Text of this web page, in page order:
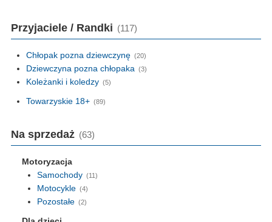
Przyjaciele / Randki (117)
Chłopak pozna dziewczynę (20)
Dziewczyna pozna chłopaka (3)
Koleżanki i koledzy (5)
Towarzyskie 18+ (89)
Na sprzedaż (63)
Motoryzacja
Samochody (11)
Motocykle (4)
Pozostałe (2)